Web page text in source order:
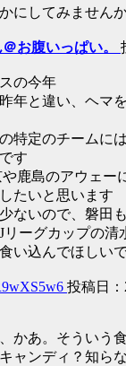
にしてみません
お腹いっぱい。
の今年
年と違い、ヘマ
特定のチームに
す
鹿島のアウェー
たいと思います
ないので、磐田
ーグカップの清
い込んでほしい
投稿日：
かあ。そういう
ャンディ？知ら